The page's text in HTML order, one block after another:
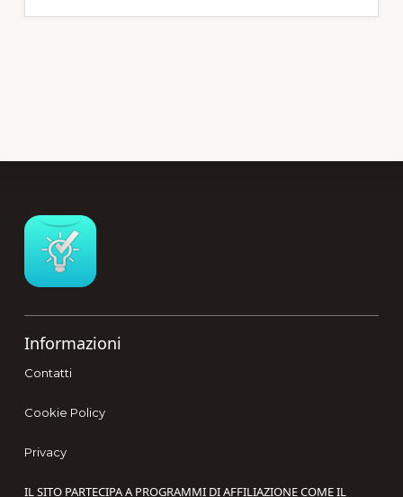
Informazioni
Contatti
Cookie Policy
Privacy
IL SITO PARTECIPA A PROGRAMMI DI AFFILIAZIONE COME IL